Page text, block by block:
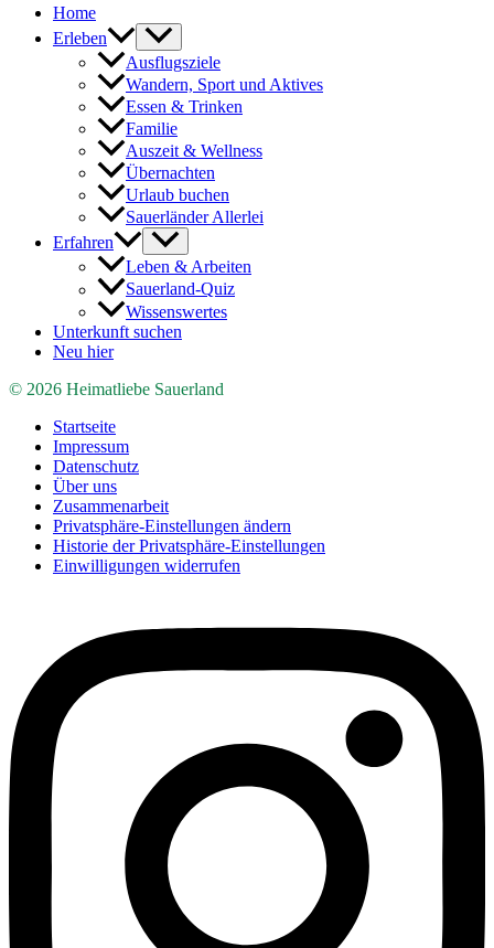
Home
Erleben
Ausflugsziele
Wandern, Sport und Aktives
Essen & Trinken
Familie
Auszeit & Wellness
Übernachten
Urlaub buchen
Sauerländer Allerlei
Erfahren
Leben & Arbeiten
Sauerland-Quiz
Wissenswertes
Unterkunft suchen
Neu hier
© 2026 Heimatliebe Sauerland
Startseite
Impressum
Datenschutz
Über uns
Zusammenarbeit
Privatsphäre-Einstellungen ändern
Historie der Privatsphäre-Einstellungen
Einwilligungen widerrufen